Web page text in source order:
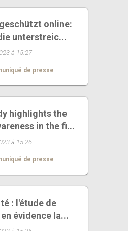
online:
unterstreic...
à 15:27
de presse
highlights the
in the fi...
à 15:26
de presse
: l'étude de
évidence la...